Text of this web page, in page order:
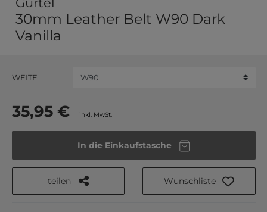
30mm Leather Belt W90 Dark
Vanilla
WEITE
35,95 € inkl. MwSt.
In die Einkaufstasche
teilen Wunschliste